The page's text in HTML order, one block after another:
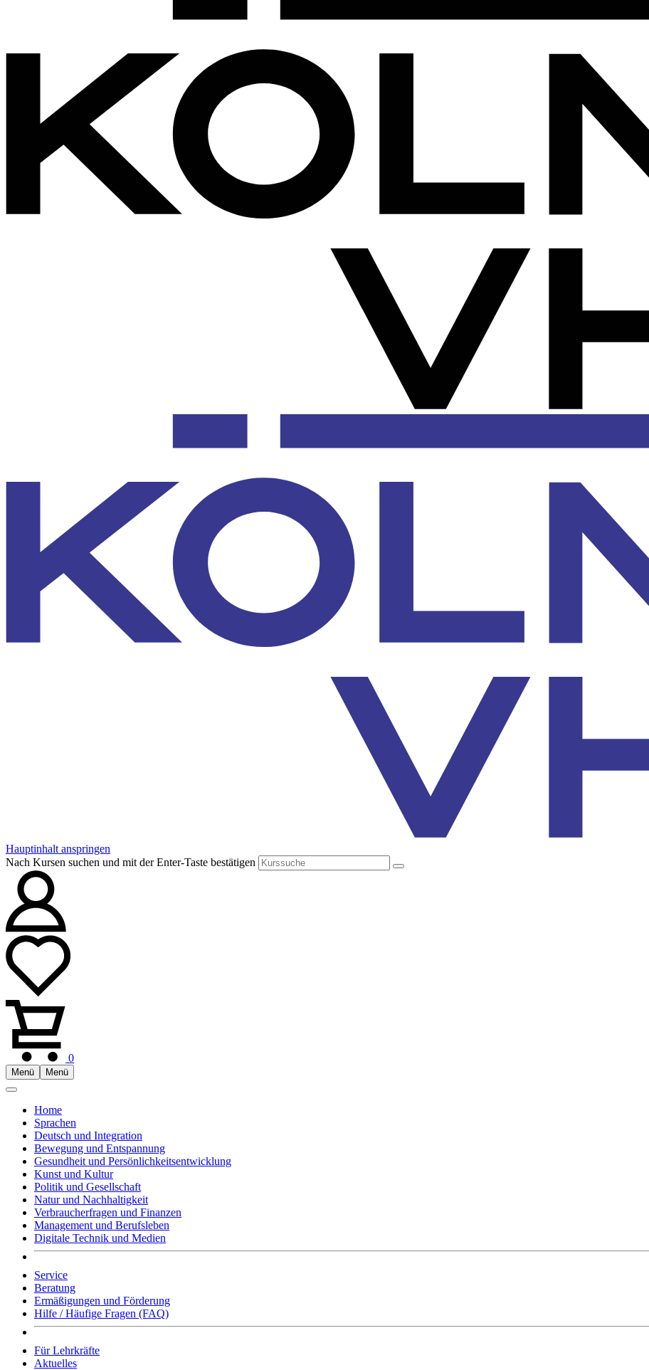
Hauptinhalt anspringen
Nach Kursen suchen und mit der Enter-Taste bestätigen
0
Menü Menü
Home
Sprachen
Deutsch und Integration
Bewegung und Entspannung
Gesundheit und Persönlichkeitsentwicklung
Kunst und Kultur
Politik und Gesellschaft
Natur und Nachhaltigkeit
Verbraucherfragen und Finanzen
Management und Berufsleben
Digitale Technik und Medien
Service
Beratung
Ermäßigungen und Förderung
Hilfe / Häufige Fragen (FAQ)
Für Lehrkräfte
Aktuelles